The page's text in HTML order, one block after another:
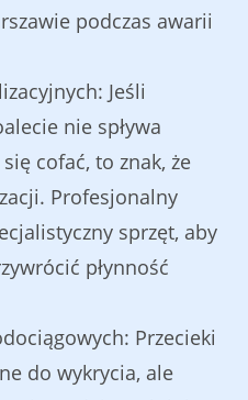
podczas awarii
Jeśli
nie spływa
cofać, to znak, że
Profesjonalny
sprzęt, aby
płynność
Przecieki
do wykrycia, ale